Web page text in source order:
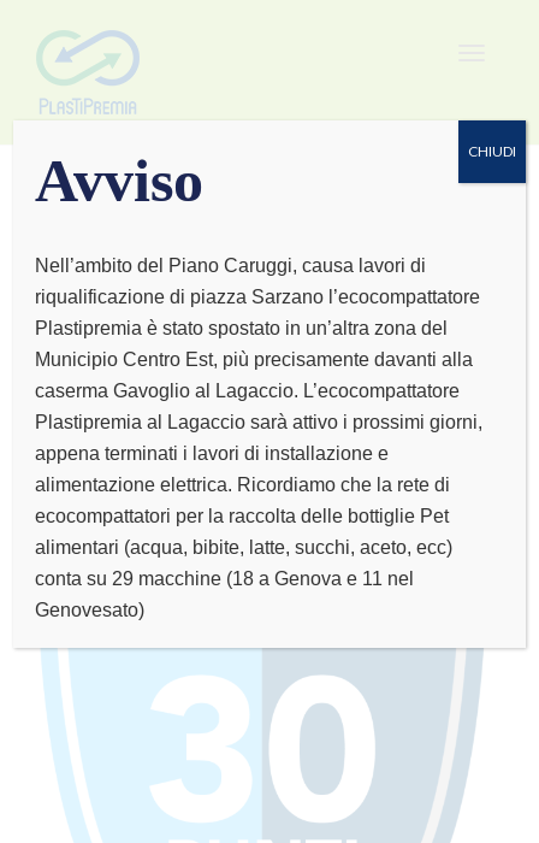
MARCO PITTO
OSTEOPATA
Avviso
Nell’ambito del Piano Caruggi, causa lavori di
riqualificazione di piazza Sarzano l’ecocompattatore
Plastipremia è stato spostato in un’altra zona del
Municipio Centro Est, più precisamente davanti alla
caserma Gavoglio al Lagaccio. L’ecocompattatore
Plastipremia al Lagaccio sarà attivo i prossimi giorni,
appena terminati i lavori di installazione e
alimentazione elettrica. Ricordiamo che la rete di
ecocompattatori per la raccolta delle bottiglie Pet
alimentari (acqua, bibite, latte, succhi, aceto, ecc)
conta su 29 macchine (18 a Genova e 11 nel
Genovesato)
CHIUDI